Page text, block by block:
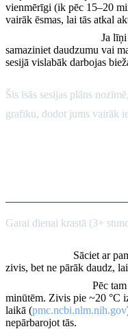
vienmērīgi (ik pēc 15–20
vairāk ēsmas, lai tās atkal
Ja
samaziniet daudzumu vai
sesijā vislabāk darbojas
Šis īsās sesijas plāns
grafiku, dodot jums vairāk
Garai dienai krastā (3+
Sāciet ar
zivis, bet ne pārāk daudz,
Pēc
minūtēm. Zivis pie ~20 °C
laikā (pmc.ncbi.nlm.nih.gov
nepārbarojot tās.